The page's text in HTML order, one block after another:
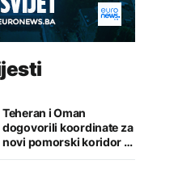
Teheran i Oman
dogovorili koordinate za
novi pomorski koridor u
Hormuškom moreuzu